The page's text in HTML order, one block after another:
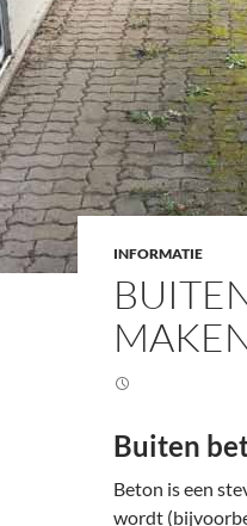
INFORMATIE
Buiten
Beton is een
wordt